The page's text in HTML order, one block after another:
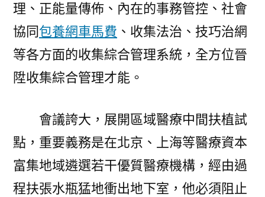
理、正能量傳佈、內在的事務管控、社會
協同包養網車馬費 、收集法治、技巧治網
等各方面的收集綜合管理系統，全方位晉
陞收集綜合管理才能。
會議誇大，展開區域醫療中間扶植試
點，重要義務是在北京、上海等醫療資本
富集地域遴選若干優質醫療機構，經由過
程扶張水瓶猛地衝出地下室，他必須阻止